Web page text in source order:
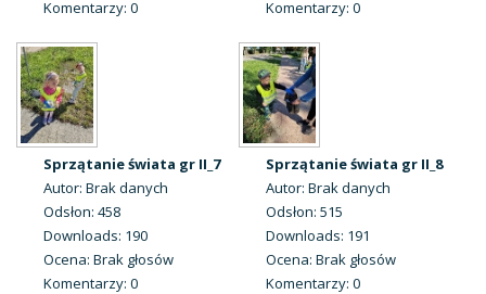
Komentarzy: 0
Komentarzy: 0
Sprzątanie świata gr II_7
Autor: Brak danych
Odsłon: 458
Downloads: 190
Ocena: Brak głosów
Komentarzy: 0
Sprzątanie świata gr II_8
Autor: Brak danych
Odsłon: 515
Downloads: 191
Ocena: Brak głosów
Komentarzy: 0